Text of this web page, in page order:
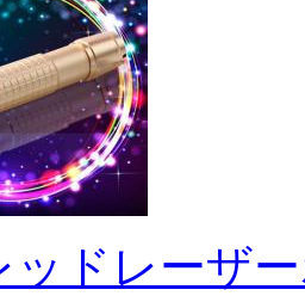
ッドレーザ